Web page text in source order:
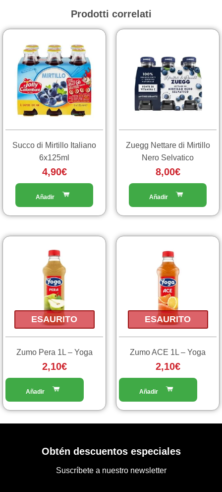
Prodotti correlati
Succo di Mirtillo Italiano
6x125ml
4,90€
Zuegg Nettare di Mirtillo
Nero Selvatico
8,00€
ESAURITO
Zumo Pera 1L – Yoga
2,10€
ESAURITO
Zumo ACE 1L – Yoga
2,10€
Obtén descuentos especiales
Suscríbete a nuestro newsletter